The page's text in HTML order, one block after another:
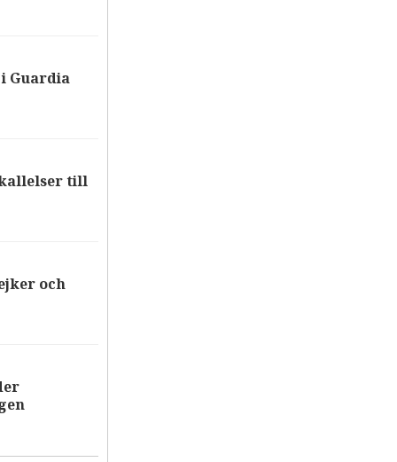
Guardia
till
och